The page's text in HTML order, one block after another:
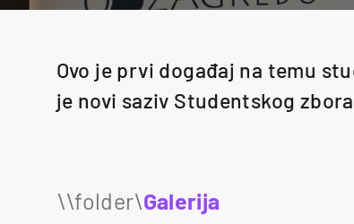
Ovo je prvi događaj na temu
je novi saziv Studentskog
Galerija